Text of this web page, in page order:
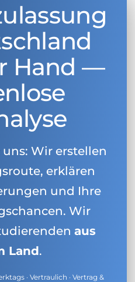
Hand —
Wir erstellen
erklären
und Ihre
Wir
aus
Land.
· Vertraulich · Vertrag &